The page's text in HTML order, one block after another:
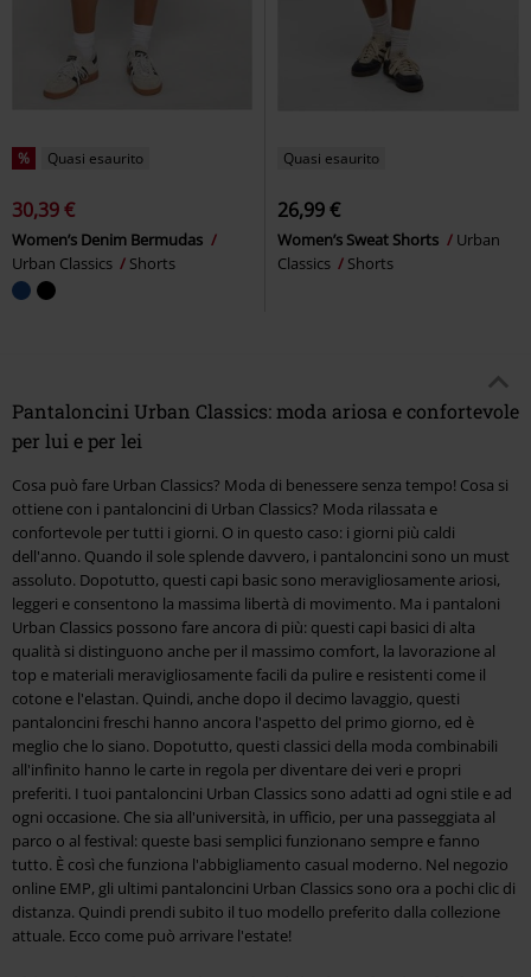
% Quasi esaurito
30,39 €
Women’s Denim Bermudas
Urban Classics
Shorts
Quasi esaurito
26,99 €
Women’s Sweat Shorts
Urban
Classics
Shorts
Pantaloncini Urban Classics: moda ariosa e confortevole
per lui e per lei
Cosa può fare Urban Classics? Moda di benessere senza tempo! Cosa si
ottiene con i pantaloncini di Urban Classics? Moda rilassata e
confortevole per tutti i giorni. O in questo caso: i giorni più caldi
dell'anno. Quando il sole splende davvero, i pantaloncini sono un must
assoluto. Dopotutto, questi capi basic sono meravigliosamente ariosi,
leggeri e consentono la massima libertà di movimento. Ma i pantaloni
Urban Classics possono fare ancora di più: questi capi basici di alta
qualità si distinguono anche per il massimo comfort, la lavorazione al
top e materiali meravigliosamente facili da pulire e resistenti come il
cotone e l'elastan. Quindi, anche dopo il decimo lavaggio, questi
pantaloncini freschi hanno ancora l'aspetto del primo giorno, ed è
meglio che lo siano. Dopotutto, questi classici della moda combinabili
all'infinito hanno le carte in regola per diventare dei veri e propri
preferiti. I tuoi pantaloncini Urban Classics sono adatti ad ogni stile e ad
ogni occasione. Che sia all'università, in ufficio, per una passeggiata al
parco o al festival: queste basi semplici funzionano sempre e fanno
tutto. È così che funziona l'abbigliamento casual moderno. Nel negozio
online EMP, gli ultimi pantaloncini Urban Classics sono ora a pochi clic di
distanza. Quindi prendi subito il tuo modello preferito dalla collezione
attuale. Ecco come può arrivare l'estate!